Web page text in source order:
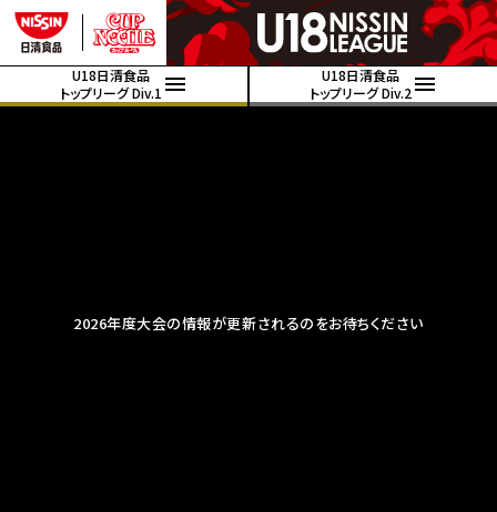
U18日清食品
トップリーグ Div.1
U18日清食品
トップリーグ Div.2
2026年度大会の情報が更新されるのをお待ちください